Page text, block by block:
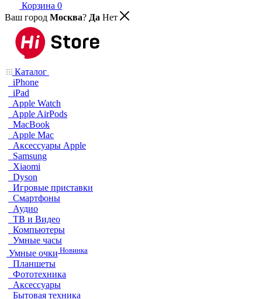
Корзина 0
Ваш город Москва? Да Нет
Каталог
iPhone
iPad
Apple Watch
Apple AirPods
MacBook
Apple Mac
Аксессуары Apple
Samsung
Xiaomi
Dyson
Игровые приставки
Смартфоны
Аудио
ТВ и Видео
Компьютеры
Умные часы
Умные очки Новинка
Планшеты
Фототехника
Аксессуары
Бытовая техника